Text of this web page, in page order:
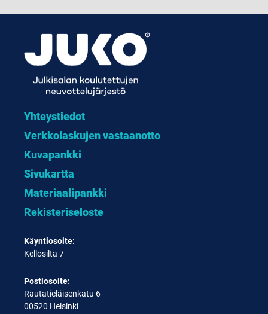
Yhteystiedot
Verkkolaskujen vastaanotto
Kuvapankki
Sivukartta
Materiaalipankki
Rekisteriseloste
Käyntiosoite:
Kellosilta 7
Postiosoite:
Rautatieläisenkatu 6
00520 Helsinki